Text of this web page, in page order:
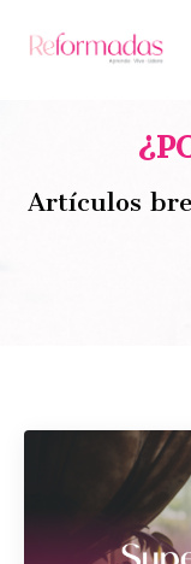
Artículos